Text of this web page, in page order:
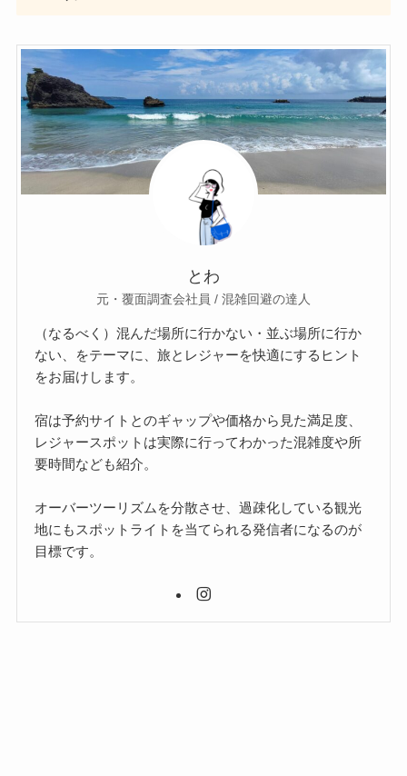
とわ
元・覆面調査会社員 / 混雑回避の達人
（なるべく）混んだ場所に行かない・並ぶ場所に行か
ない、をテーマに、旅とレジャーを快適にするヒント
をお届けします。
宿は予約サイトとのギャップや価格から見た満足度、
レジャースポットは実際に行ってわかった混雑度や所
要時間なども紹介。
オーバーツーリズムを分散させ、過疎化している観光
地にもスポットライトを当てられる発信者になるのが
目標です。